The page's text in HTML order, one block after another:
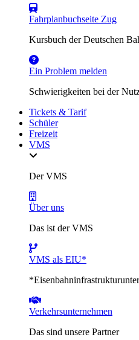
Fahrplanbuchseite Zug
Kursbuch der Deutschen
Ein Problem melden
Schwierigkeiten bei der
Tickets & Tarif
Schüler
Freizeit
VMS
Der VMS
Über uns
Das ist der VMS
VMS als EIU*
Verkehrsunternehmen
Das sind unsere Partner